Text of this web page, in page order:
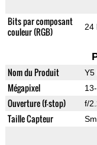
Bits par composant
couleur (RGB)
24
Nom du Produit Y5
Mégapixel
Ouverture (f-stop) f/
Taille Capteur